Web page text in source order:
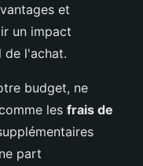
et
un impact
de l'achat.
budget, ne
les frais de
part